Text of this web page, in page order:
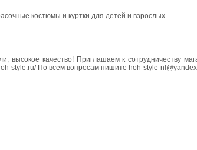
костюмы и куртки для детей и взрослых.
качество! Приглашаем к сотрудничеству
style.ru/ По всем вопросам пишите hoh-style-